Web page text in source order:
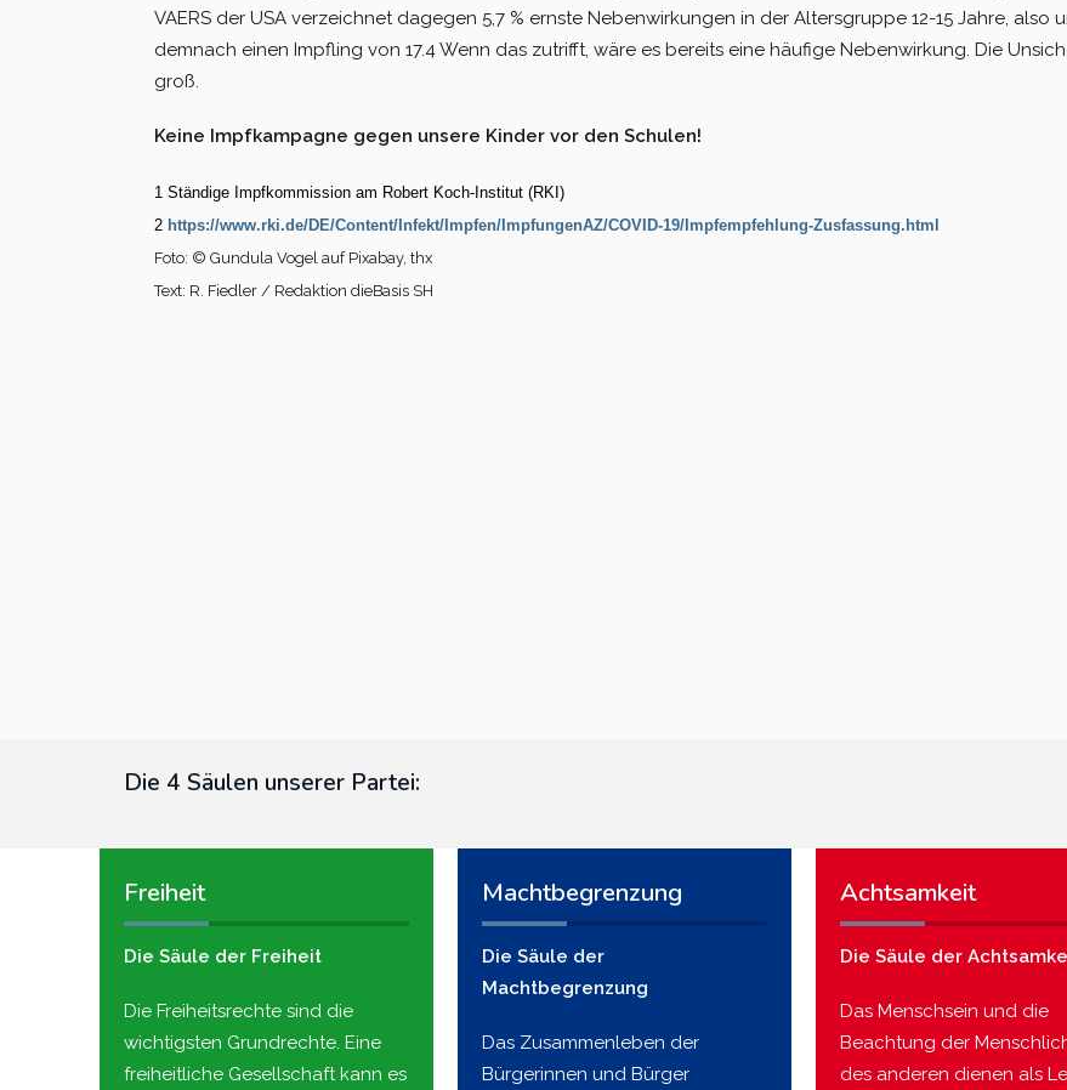
VAERS der USA ver­zeichnet dagegen 5,7 % ernste Nebenwirkungen in der Altersgruppe 12-15 Jahre, also
demnach einen Impfling von 17.4 Wenn das zutrifft, wäre es bereits eine häufige Nebenwirkung. Die
groß.
Keine Impfkampagne gegen unsere Kinder vor den Schulen!
1 Ständige Impfkommission am Robert Koch-Institut (RKI)
2 https://www.rki.de/DE/Content/Infekt/Impfen/ImpfungenAZ/COVID-19/Impfempfehlung-Zusfassung.html
Foto: © Gundula Vogel auf Pixabay, thx
Text: R. Fiedler / Redaktion dieBasis SH
Die 4 Säulen unserer Partei:
Freiheit
Die Säule der Freiheit
Die Freiheitsrechte sind die
wichtigsten Grundrechte. Eine
freiheitliche Gesellschaft kann es
Machtbegrenzung
Die Säule der
Machtbegrenzung
Das Zusammenleben der
Bürgerinnen und Bürger
Achtsamkeit
Die Säule der
Das Menschsein und die
Beachtung der
des anderen dienen als